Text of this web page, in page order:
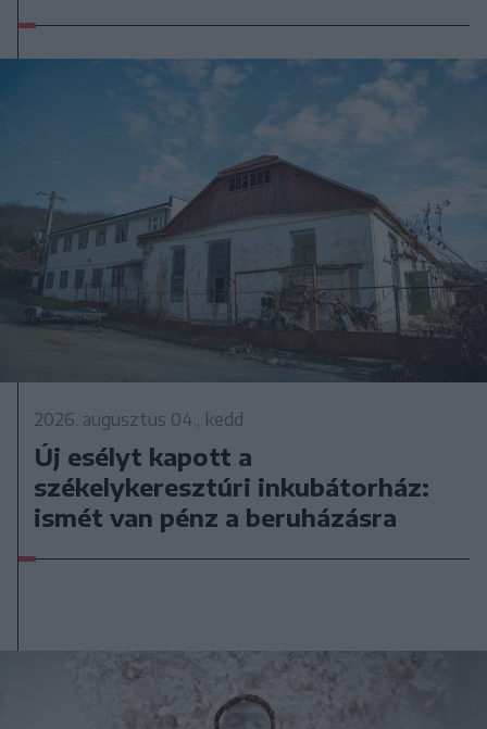
2026. augusztus 04., kedd
Új esélyt kapott a
székelykeresztúri inkubátorház:
ismét van pénz a beruházásra